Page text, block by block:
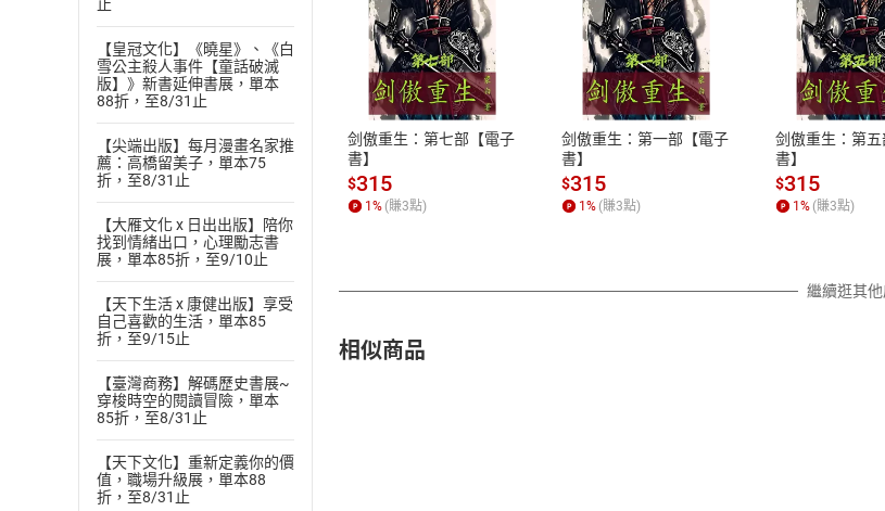
止
【皇冠文化】《曉星》、《白
雪公主殺人事件【童話破滅
版】》新書延伸書展，單本
88折，至8/31止
【尖端出版】每月漫畫名家推
薦：高橋留美子，單本75
折，至8/31止
【大雁文化 x 日出出版】陪你
找到情緒出口，心理勵志書
展，單本85折，至9/10止
【天下生活 x 康健出版】享受
自己喜歡的生活，單本85
折，至9/15止
【臺灣商務】解碼歷史書展~
穿梭時空的閱讀冒險，單本
85折，至8/31止
【天下文化】重新定義你的價
值，職場升級展，單本88
折，至8/31止
付款方式
ATM轉帳、信用卡、LINE PAY、AFTEE
退換貨規範
本店是否提供消費者保
之權利，遽消費者保護
除權合理例外情事適
質各有不同規定。詳
照各商品說明。
剑傲重生：第七部【電子
書】
$315
1 % (賺3點)
剑傲重生：第一部【電子
書】
$315
1 % (賺3點)
剑傲重生：第
書】
$315
1 % (賺3點)
繼續逛其
相似商品